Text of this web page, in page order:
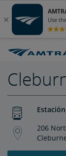
206